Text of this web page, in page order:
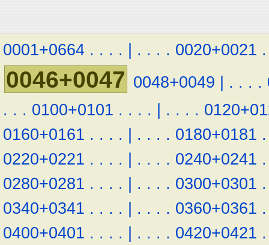
0001+0664 . . . . | . . . . 0020+0021 .
0046+0047 0048+0049 | . . . .
. . . 0100+0101 . . . . | . . . .
0160+0161 . . . . | . . . . 0180+0181 .
0220+0221 . . . . | . . . . 0240+0241 .
0280+0281 . . . . | . . . . 0300+0301 .
0340+0341 . . . . | . . . . 0360+0361 .
0400+0401 . . . . | . . . . 0420+0421 .